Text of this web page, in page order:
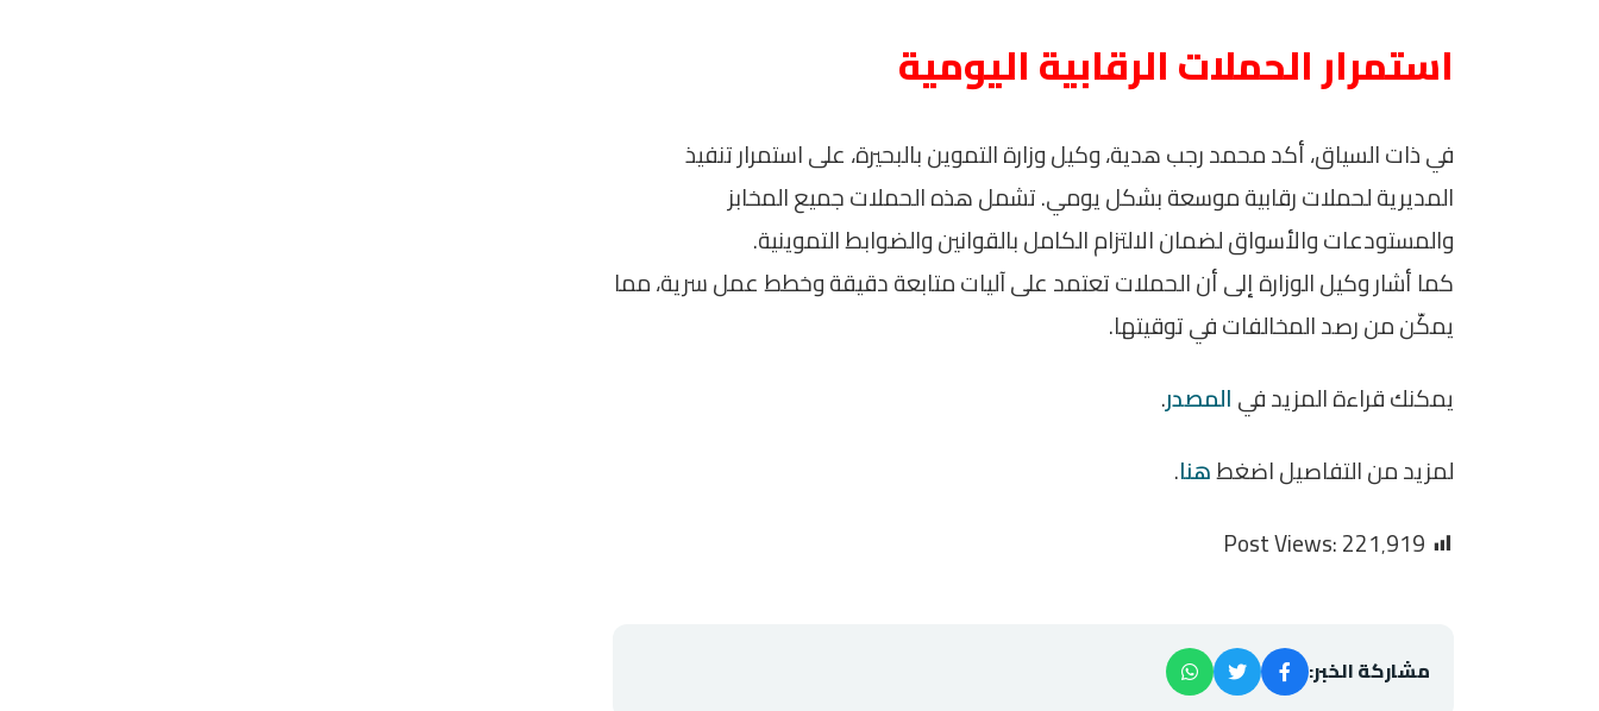
استمرار الحملات الرقابية اليومية
في ذات السياق، أكد محمد رجب هدية، وكيل وزارة التموين بالبحيرة، على استمرار تنفيذ
المديرية لحملات رقابية موسعة بشكل يومي. تشمل هذه الحملات جميع المخابز
والمستودعات والأسواق لضمان الالتزام الكامل بالقوانين والضوابط التموينية.
كما أشار وكيل الوزارة إلى أن الحملات تعتمد على آليات متابعة دقيقة وخطط عمل سرية، مما
يمكّن من رصد المخالفات في توقيتها.
يمكنك قراءة المزيد فيالمصدر.
لمزيد من التفاصيل اضغطهنا.
Post Views:221٬919
مشاركة الخبر: